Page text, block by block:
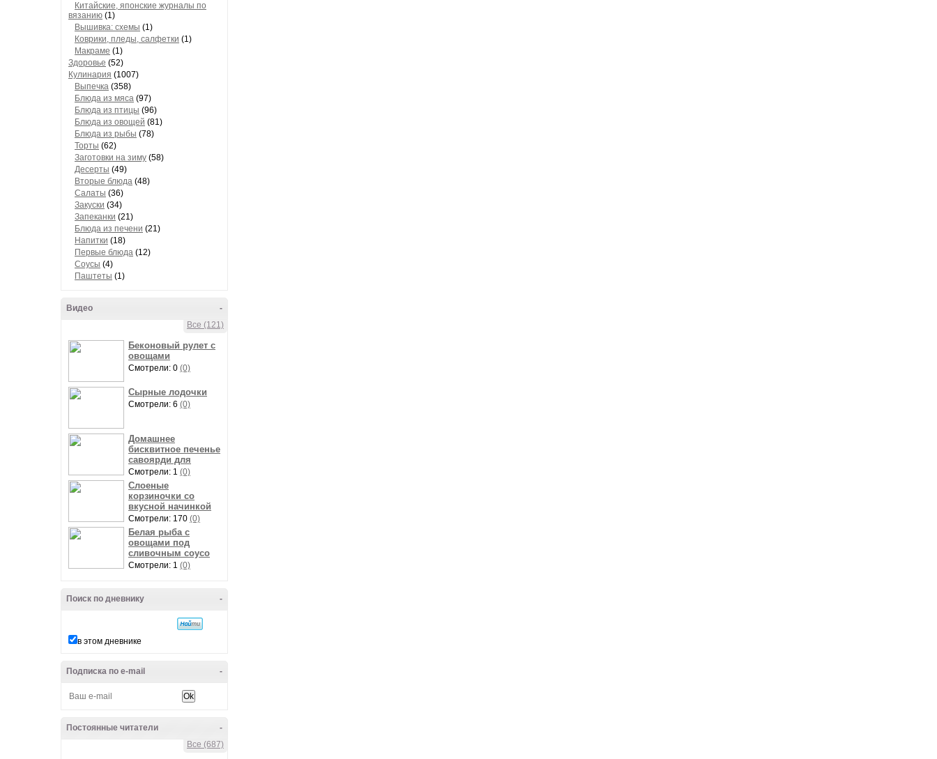
Китайские, японские журналы по
вязанию (1)
Вышивка: схемы (1)
Коврики, пледы, салфетки (1)
Макраме (1)
Здоровье (52)
Кулинария (1007)
Выпечка (358)
Блюда из мяса (97)
Блюда из птицы (96)
Блюда из овощей (81)
Блюда из рыбы (78)
Торты (62)
Заготовки на зиму (58)
Десерты (49)
Вторые блюда (48)
Салаты (36)
Закуски (34)
Запеканки (21)
Блюда из печени (21)
Напитки (18)
Первые блюда (12)
Соусы (4)
Паштеты (1)
-
Видео
Все (121)
Беконовый рулет с
овощами
Смотрели: 0 (0)
Сырные лодочки
Смотрели: 6 (0)
Домашнее
бисквитное печенье
савоярди для
Смотрели: 1 (0)
Слоеные
корзиночки со
вкусной начинкой
Смотрели: 170 (0)
Белая рыба с
овощами под
сливочным соусо
Смотрели: 1 (0)
-
Поиск по дневнику
в этом дневнике
-
Подписка по e-mail
-
Постоянные читатели
Все (687)